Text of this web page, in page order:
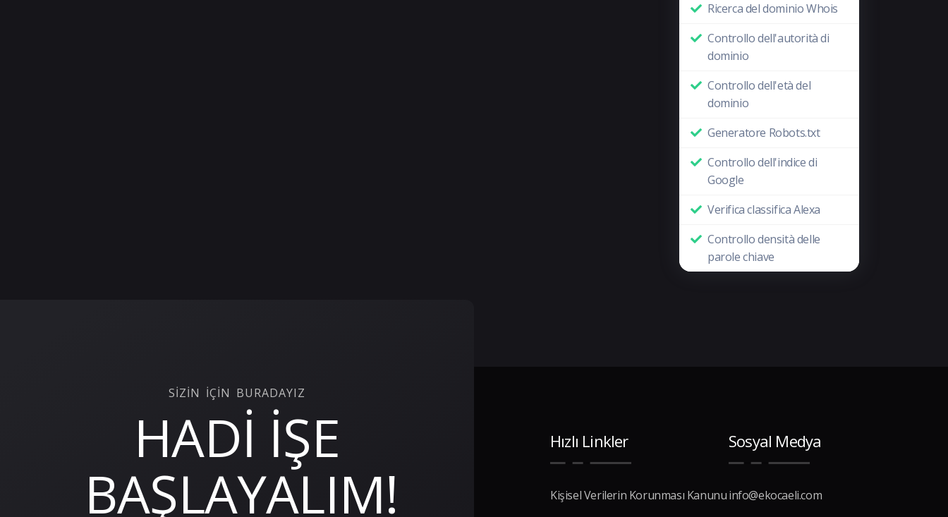
Ricerca del dominio Whois
Controllo dell'autorità di
dominio
Controllo dell'età del
dominio
Generatore Robots.txt
Controllo dell'indice di
Google
Verifica classifica Alexa
Controllo densità delle
parole chiave
SİZİN İÇİN BURADAYIZ
HADİ İŞE
BAŞLAYALIM!
Hızlı Linkler
Kişisel Verilerin Korunması Kanunu
Sosyal Medya
info@ekocaeli.com